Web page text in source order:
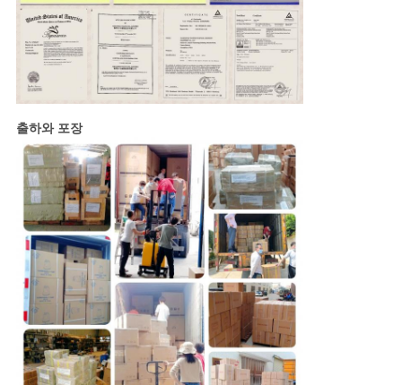
출하와 포장